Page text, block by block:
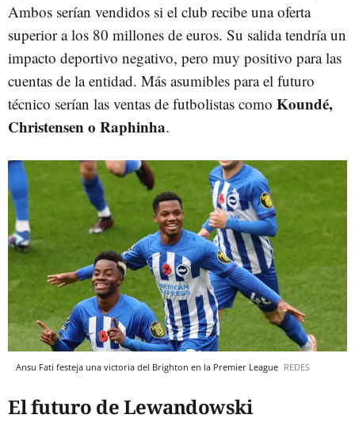
Ambos serían vendidos si el club recibe una oferta
superior a los 80 millones de euros. Su salida tendría un
impacto deportivo negativo, pero muy positivo para las
cuentas de la entidad. Más asumibles para el futuro
técnico serían las ventas de futbolistas como Koundé,
Christensen o Raphinha.
Ansu Fati festeja una victoria del Brighton en la Premier League REDES
El futuro de Lewandowski